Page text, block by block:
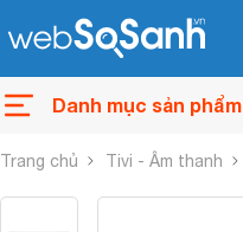
Danh mục sản phẩm
Trang chủ Tivi - Âm thanh